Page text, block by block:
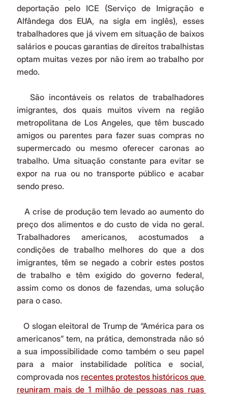
deportação pelo ICE (Serviço de Imigração e
Alfândega dos EUA, na sigla em inglês), esses
trabalhadores que já vivem em situação de baixos
salários e poucas garantias de direitos trabalhistas
optam muitas vezes por não irem ao trabalho por
medo.
imigrantes, dos quais muitos vivem na região
metropolitana de Los Angeles, que têm buscado
amigos ou parentes para fazer suas compras no
supermercado ou mesmo oferecer caronas ao
trabalho. Uma situação constante para evitar se
expor na rua ou no transporte público e acabar
sendo preso.
   A crise de produção tem levado ao aumento do
preço dos alimentos e do custo de vida no geral.
Trabalhadores americanos, acostumados a
condições de trabalho melhores do que a dos
imigrantes, têm se negado a cobrir estes postos
de trabalho e têm exigido do governo federal,
assim como os donos de fazendas, uma solução
para o caso.
   O slogan eleitoral de Trump de “América para os
americanos” tem, na prática, demonstrada não só
a sua impossibilidade como também o seu papel
para a maior instabilidade política e social,
comprovada nos recentes protestos históricos que
reuniram mais de 1 milhão de pessoas nas ruas